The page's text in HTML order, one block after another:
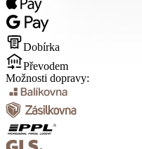
Dobírka
Převodem
Možnosti dopravy: